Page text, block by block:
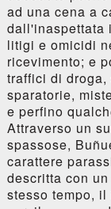
ad una cena a
dall'inaspettata
litigi e omicidi
ricevimento; e
traffici di
sparatorie,
e perfino
Attraverso un
spassose,
carattere
descritta con
stesso tempo,